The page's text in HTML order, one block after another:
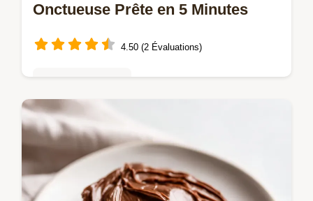
Onctueuse Prête en 5 Minutes
4.50 (2 Évaluations)
Réalisez un milkshake au chocolat épais et
onctueux avec notre méthode simple. Inclus
: conseils pour un équilibre parfait. Prêt à
déguster en 5 minutes.